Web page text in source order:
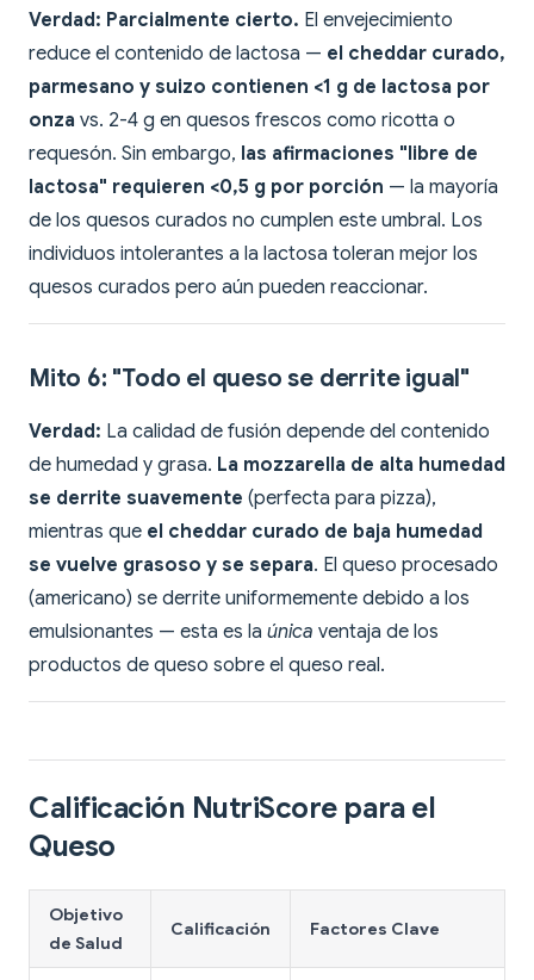
Verdad: Parcialmente cierto. El envejecimiento
reduce el contenido de lactosa — el cheddar curado,
parmesano y suizo contienen <1 g de lactosa por
onza vs. 2-4 g en quesos frescos como ricotta o
requesón. Sin embargo, las afirmaciones "libre de
lactosa" requieren <0,5 g por porción — la mayoría
de los quesos curados no cumplen este umbral. Los
individuos intolerantes a la lactosa toleran mejor los
quesos curados pero aún pueden reaccionar.
Mito 6: "Todo el queso se derrite igual"
Verdad: La calidad de fusión depende del contenido
de humedad y grasa. La mozzarella de alta humedad
se derrite suavemente (perfecta para pizza),
mientras que el cheddar curado de baja humedad
se vuelve grasoso y se separa. El queso procesado
(americano) se derrite uniformemente debido a los
emulsionantes — esta es la única ventaja de los
productos de queso sobre el queso real.
Calificación NutriScore para el
Queso
Objetivo
de Salud
Calificación Factores Clave